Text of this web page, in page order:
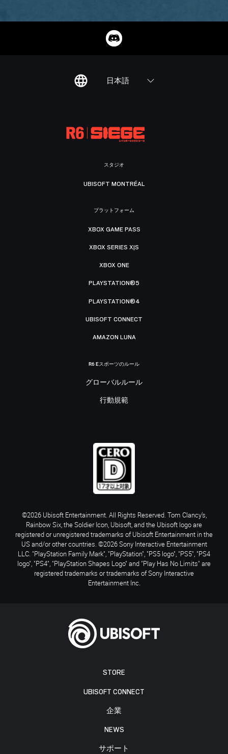
日本語
STORE
UBISOFT CONNECT
企業
NEWS
サポート
スタジオ
UBISOFT MONTRÉAL
プラットフォーム
XBOX GAME PASS
XBOX SERIES X|S
XBOX ONE
PLAYSTATION®5
PLAYSTATION®4
UBISOFT CONNECT
AMAZON LUNA
R6 Eスポーツのルール
グローバルルール
行動規範
©2026 Ubisoft Entertainment. All Rights Reserved. Tom Clancy’s,
Rainbow Six, the Soldier Icon, Ubisoft, and the Ubisoft logo are
registered or unregistered trademarks of Ubisoft Entertainment in the
US and/or other countries. ©2026 Sony Interactive Entertainment
LLC. "PlayStation Family Mark", "PlayStation", "PS5 logo", "PS5", "PS4
logo", "PS4", "PlayStation Shapes Logo" and "Play Has No Limits" are
registered trademarks or trademarks of Sony Interactive
Entertainment Inc.